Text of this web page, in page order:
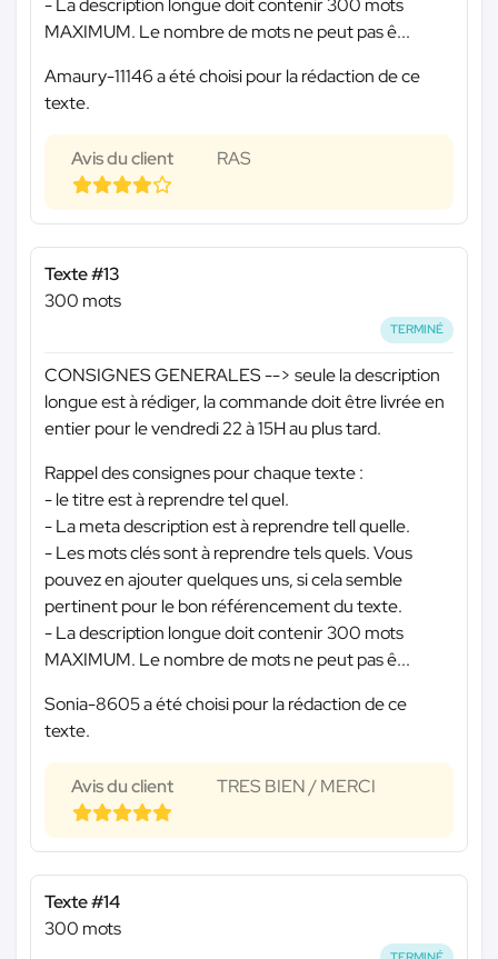
- La description longue doit contenir 300 mots
MAXIMUM. Le nombre de mots ne peut pas ê...
Amaury-11146 a été choisi pour la rédaction de ce
texte.
Avis du client RAS
Texte #13
300 mots
TERMINÉ
CONSIGNES GENERALES --> seule la description
longue est à rédiger, la commande doit être livrée en
entier pour le vendredi 22 à 15H au plus tard.
Rappel des consignes pour chaque texte :
- le titre est à reprendre tel quel.
- La meta description est à reprendre tell quelle.
- Les mots clés sont à reprendre tels quels. Vous
pouvez en ajouter quelques uns, si cela semble
pertinent pour le bon référencement du texte.
- La description longue doit contenir 300 mots
MAXIMUM. Le nombre de mots ne peut pas ê...
Sonia-8605 a été choisi pour la rédaction de ce
texte.
Avis du client TRES BIEN / MERCI
Texte #14
300 mots